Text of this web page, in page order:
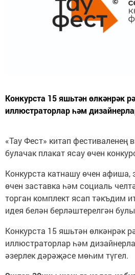
Конкурста 15 яшьтән өлкәнрәк
иллюстраторлар һәм
«Тау Фест» китап фестиваленең
булачак плакат ясау өчен
Конкурста катнашу өчен афиша,
өчен заставка һәм социаль
торган комплект ясап тәкъдим
идея белән берләштерелгән
Конкурста 15 яшьтән өлкәнрәк
иллюстраторлар һәм
әзерлек дәрәҗәсе мөһим түгел.